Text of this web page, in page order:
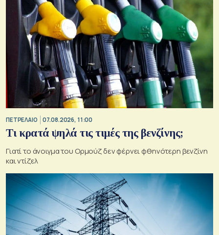
ΠΕΤΡΕΛΑΙΟ 07.08.2026, 11:00
Τι κρατά ψηλά τις τιμές της βενζίνης;
Γιατί το άνοιγμα του Ορμούζ δεν φέρνει φθηνότερη βενζίνη
και ντίζελ